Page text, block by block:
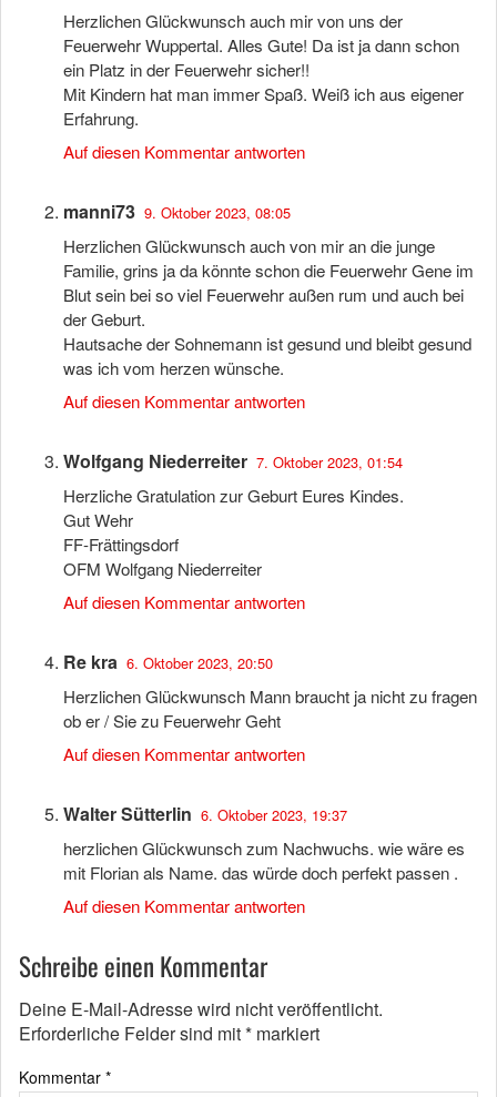
Herzlichen Glückwunsch auch mir von uns der
Feuerwehr Wuppertal. Alles Gute! Da ist ja dann schon
ein Platz in der Feuerwehr sicher!!
Mit Kindern hat man immer Spaß. Weiß ich aus eigener
Erfahrung.
Auf diesen Kommentar antworten
manni73 9. Oktober 2023, 08:05
Herzlichen Glückwunsch auch von mir an die junge
Familie, grins ja da könnte schon die Feuerwehr Gene im
Blut sein bei so viel Feuerwehr außen rum und auch bei
der Geburt.
Hautsache der Sohnemann ist gesund und bleibt gesund
was ich vom herzen wünsche.
Auf diesen Kommentar antworten
Wolfgang Niederreiter 7. Oktober 2023, 01:54
Herzliche Gratulation zur Geburt Eures Kindes.
Gut Wehr
FF-Frättingsdorf
OFM Wolfgang Niederreiter
Auf diesen Kommentar antworten
Re kra 6. Oktober 2023, 20:50
Herzlichen Glückwunsch Mann braucht ja nicht zu fragen
ob er / Sie zu Feuerwehr Geht
Auf diesen Kommentar antworten
Walter Sütterlin 6. Oktober 2023, 19:37
herzlichen Glückwunsch zum Nachwuchs. wie wäre es
mit Florian als Name. das würde doch perfekt passen .
Auf diesen Kommentar antworten
Schreibe einen Kommentar
Deine E-Mail-Adresse wird nicht veröffentlicht.
Erforderliche Felder sind mit* markiert
Kommentar *